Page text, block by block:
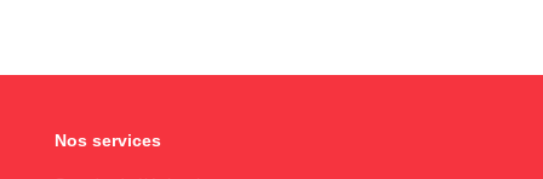
Nos services